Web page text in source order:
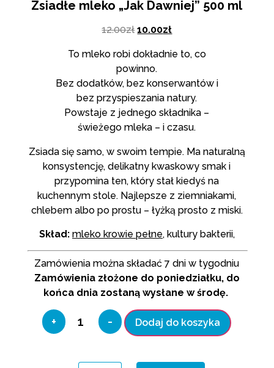
Zsiadłe mleko „Jak Dawniej” 500 ml
12.00zł 10.00zł
To mleko robi dokładnie to, co
powinno.
Bez dodatków, bez konserwantów i
bez przyspieszania natury.
Powstaje z jednego składnika –
świeżego mleka – i czasu.
Zsiada się samo, w swoim tempie. Ma naturalną
konsystencję, delikatny kwaskowy smak i
przypomina ten, który stał kiedyś na
kuchennym stole. Najlepsze z ziemniakami,
chlebem albo po prostu – łyżką prosto z miski.
Skład: mleko krowie pełne, kultury bakterii,
Zamówienia można składać 7 dni w tygodniu
Zamówienia złożone do poniedziałku, do
końca dnia zostaną wysłane w środę.
+ - Dodaj do koszyka